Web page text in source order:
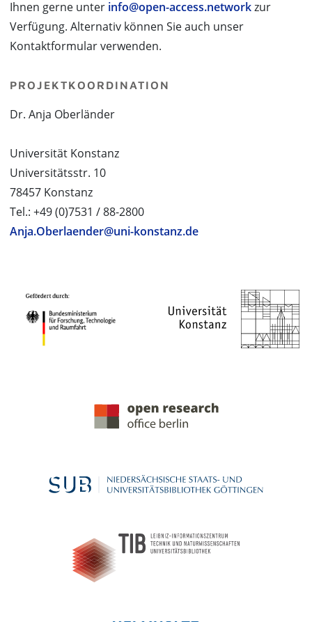
Ihnen gerne unter info@open-access.networkzur
Verfügung. Alternativ können Sie auch unser
Kontaktformular verwenden.
PROJEKTKOORDINATION
Dr. Anja Oberländer
Universität Konstanz
Universitätsstr. 10
78457 Konstanz
Tel.: +49 (0)7531 / 88-2800
Anja.Oberlaender@uni-konstanz.de